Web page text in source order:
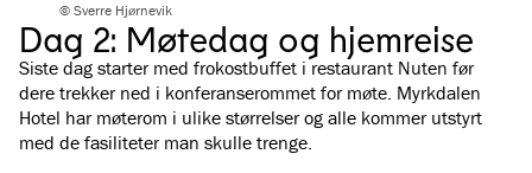
© Sverre Hjørnevik
Dag 2: Møtedag og hjemreise
Siste dag starter med frokostbuffet i restaurant Nuten før
dere trekker ned i konferanserommet for møte. Myrkdalen
Hotel har møterom i ulike størrelser og alle kommer utstyrt
med de fasiliteter man skulle trenge.